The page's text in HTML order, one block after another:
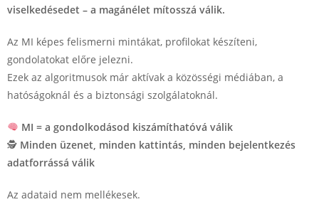
viselkedésedet – a magánélet mítosszá válik.
Az MI képes felismerni mintákat, profilokat készíteni,
gondolatokat előre jelezni.
Ezek az algoritmusok már aktívak a közösségi médiában, a
hatóságoknál és a biztonsági szolgálatoknál.
MI = a gondolkodásod kiszámíthatóvá válik
🕵️ Minden üzenet, minden kattintás, minden bejelentkezés
adatforrássá válik
Az adataid nem mellékesek.